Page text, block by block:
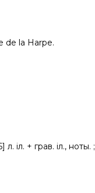
de la Harpe.
іл. + грав. іл., ноты.